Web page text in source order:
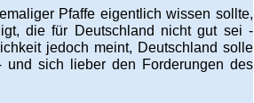
Pfaffe eigentlich wissen sollte,
die für Deutschland nicht gut sei -
jedoch meint, Deutschland solle
und sich lieber den Forderungen des